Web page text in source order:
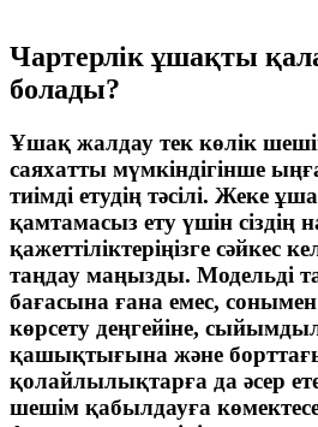
Чартерлік ұшақты
болады?
Ұшақ жалдау тек көлік
саяхатты мүмкіндігінше
тиімді етудің тәсілі. Жеке
қамтамасыз ету үшін сіздің
қажеттіліктеріңізге сәйкес
таңдау маңызды. Модельді
бағасына ғана емес,
көрсету деңгейіне,
қашықтығына және
қолайлылықтарға да әсер
шешім қабылдауға